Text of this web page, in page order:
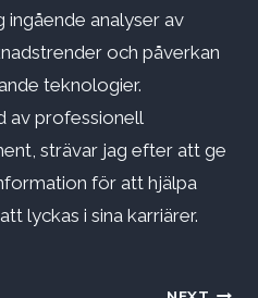
ingående analyser av
och påverkan
teknologier.
av professionell
strävar jag efter att ge
för att hjälpa
lyckas i sina karriärer.